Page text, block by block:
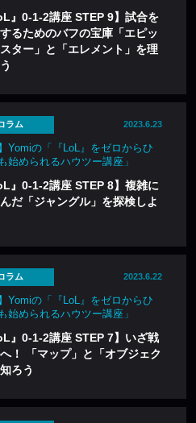
』0-1-2講座 STEP 9】試合を
るためのバフの宝庫「エピッ
ター」と「エレメント」を理
ラム 2023.6.23
Yomiの「『LoL』をゼロからひ
始められるハウツー講座」
』0-1-2講座 STEP 8】複雑に
だ「ジャングル」を探検しよ
ラム 2023.6.22
Yomiの「『LoL』をゼロからひ
始められるハウツー講座」
』0-1-2講座 STEP 7】いざ戦
！ 「マップ」と「オブジェク
ろう